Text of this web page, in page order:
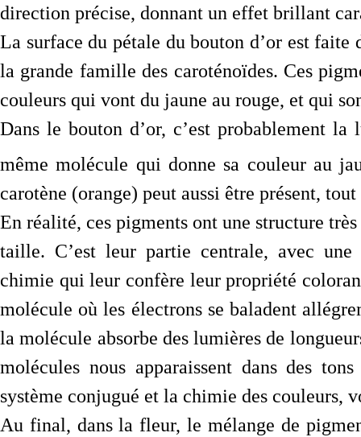
direction précise, donnant un effet brillant
La surface du pétale du bouton d’or est
la grande famille des caroténoïdes. Ces
couleurs qui vont du jaune au rouge, et qui
Dans le bouton d’or, c’est probablement
même molécule qui donne sa couleur au
carotène (orange) peut aussi être présent,
En réalité, ces pigments ont une structure
taille. C’est leur partie centrale, avec une
chimie qui leur confère leur propriété
molécule où les électrons se baladent
la molécule absorbe des lumières de
molécules nous apparaissent dans des
système conjugué et la chimie des couleurs,
Au final, dans la fleur, le mélange de